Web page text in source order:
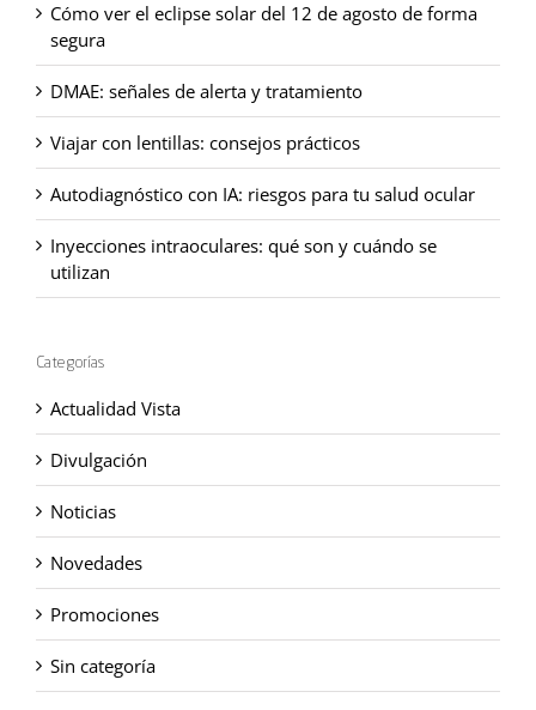
Cómo ver el eclipse solar del 12 de agosto de forma
segura
DMAE: señales de alerta y tratamiento
Viajar con lentillas: consejos prácticos
Autodiagnóstico con IA: riesgos para tu salud ocular
Inyecciones intraoculares: qué son y cuándo se
utilizan
Categorías
Actualidad Vista
Divulgación
Noticias
Novedades
Promociones
Sin categoría